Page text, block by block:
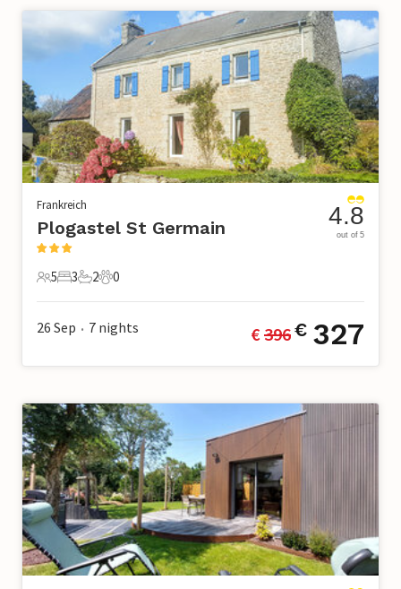
Frankreich
Plogastel St Germain
5 Gäste
5
3 Schlafzimmer
3
2 Badezimmer
2
0 Haustiere
0
4.8
out of 5
26 Sep • 7 nights € 396€ 327